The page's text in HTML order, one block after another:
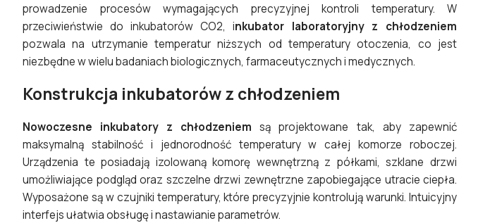
prowadzenie procesów wymagających precyzyjnej kontroli temperatury. W
przeciwieństwie do inkubatorów CO2, inkubator laboratoryjny z chłodzeniem
pozwala na utrzymanie temperatur niższych od temperatury otoczenia, co jest
niezbędne w wielu badaniach biologicznych, farmaceutycznych i medycznych.
Konstrukcja inkubatorów z chłodzeniem
Nowoczesne inkubatory z chłodzeniem są projektowane tak, aby zapewnić
maksymalną stabilność i jednorodność temperatury w całej komorze roboczej.
Urządzenia te posiadają izolowaną komorę wewnętrzną z półkami, szklane drzwi
umożliwiające podgląd oraz szczelne drzwi zewnętrzne zapobiegające utracie ciepła.
Wyposażone są w czujniki temperatury, które precyzyjnie kontrolują warunki. Intuicyjny
interfejs ułatwia obsługę i nastawianie parametrów.